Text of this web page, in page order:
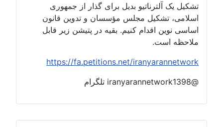
تشکیل یک آلترناتیو بدیل برای گذار از جمهوری
اسلامی، تشکیل مجلس مؤسسان و تدوین قانون
اساسی نوین اقدام کنیم. بقیه در پتیشن زیر قابل
ملاحظه است.
https://fa.petitions.net/iranyarannetwork
@iranyarannetwork1398 تلگرام